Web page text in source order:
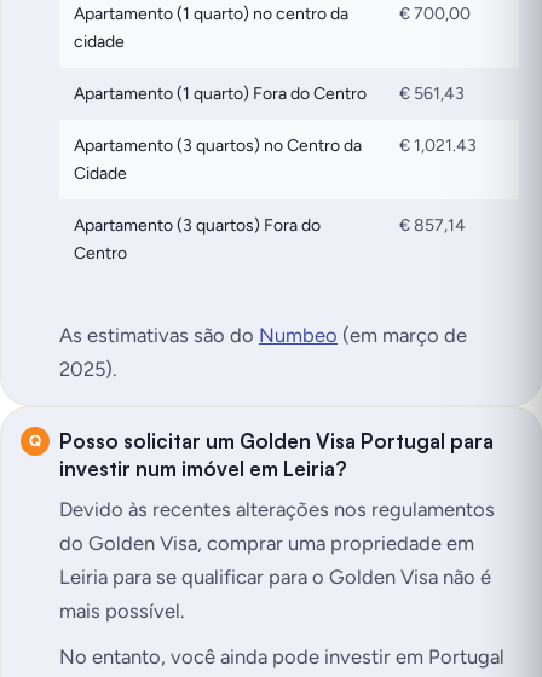
Apartamento (1 quarto) no centro da
cidade
€ 700,00
Apartamento (1 quarto) Fora do Centro € 561,43
Apartamento (3 quartos) no Centro da
Cidade
€ 1,021.43
Apartamento (3 quartos) Fora do
Centro
€ 857,14
As estimativas são do Numbeo (em março de
2025).
Posso solicitar um Golden Visa Portugal para
investir num imóvel em Leiria?
Devido às recentes alterações nos regulamentos
do Golden Visa, comprar uma propriedade em
Leiria para se qualificar para o Golden Visa não é
mais possível.
No entanto, você ainda pode investir em Portugal